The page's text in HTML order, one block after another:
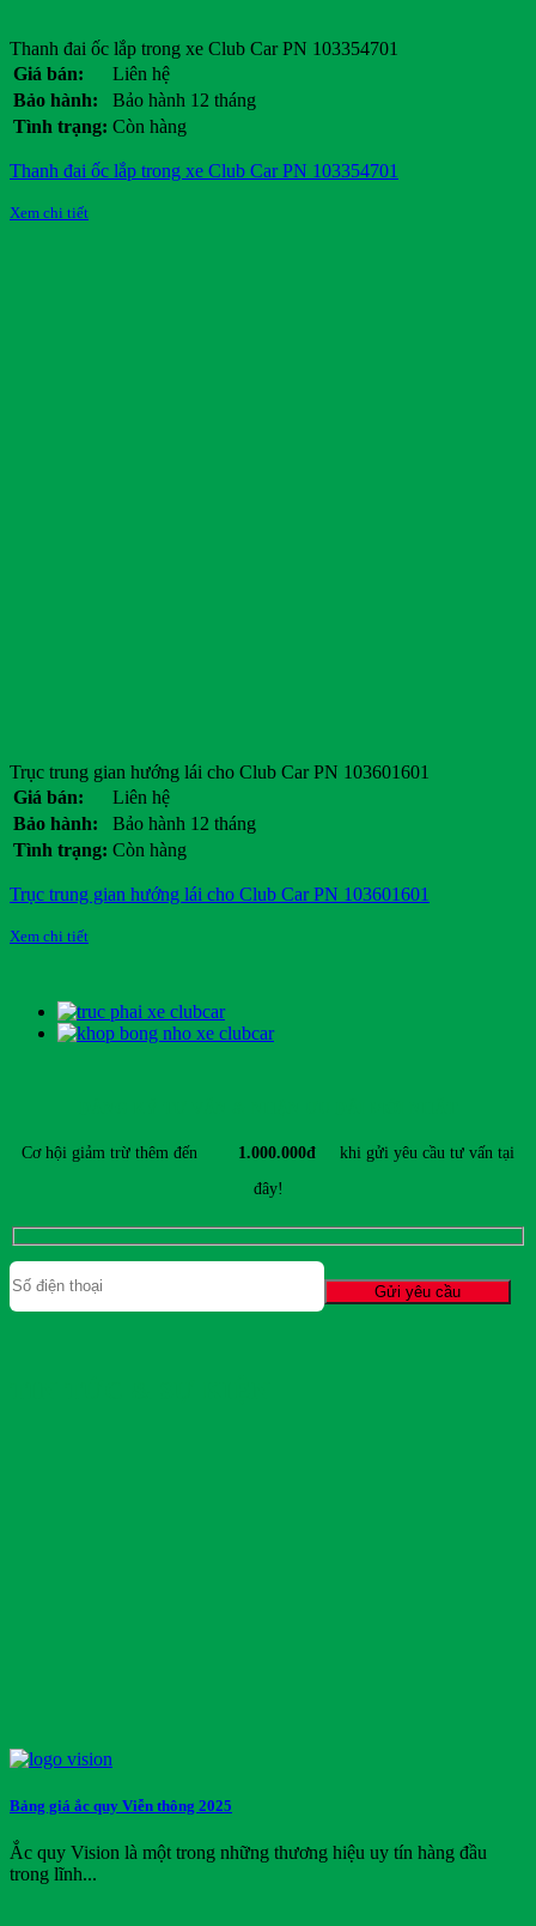
Thanh đai ốc lắp trong xe Club Car PN 103354701
Giá bán:
Liên hệ
Bảo hành:
Bảo hành 12 tháng
Tình trạng: Còn hàng
Thanh đai ốc lắp trong xe Club Car PN 103354701
Xem chi tiết
Trục trung gian hướng lái cho Club Car PN 103601601
Giá bán:
Liên hệ
Bảo hành:
Bảo hành 12 tháng
Tình trạng: Còn hàng
Trục trung gian hướng lái cho Club Car PN 103601601
Xem chi tiết
Cơ hội giảm trừ thêm đến 1.000.000đ
khi gửi yêu cầu tư vấn tại
đây!
Bảng giá ắc quy Viễn thông 2025
Ắc quy Vision là một trong những thương hiệu uy tín hàng đầu
trong lĩnh...